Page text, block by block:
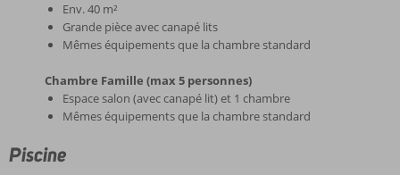
Env. 40 m²
Grande pièce avec canapé lits
Mêmes équipements que la chambre standard
Chambre Famille (max 5 personnes)
Espace salon (avec canapé lit) et 1 chambre
Mêmes équipements que la chambre standard
Piscine